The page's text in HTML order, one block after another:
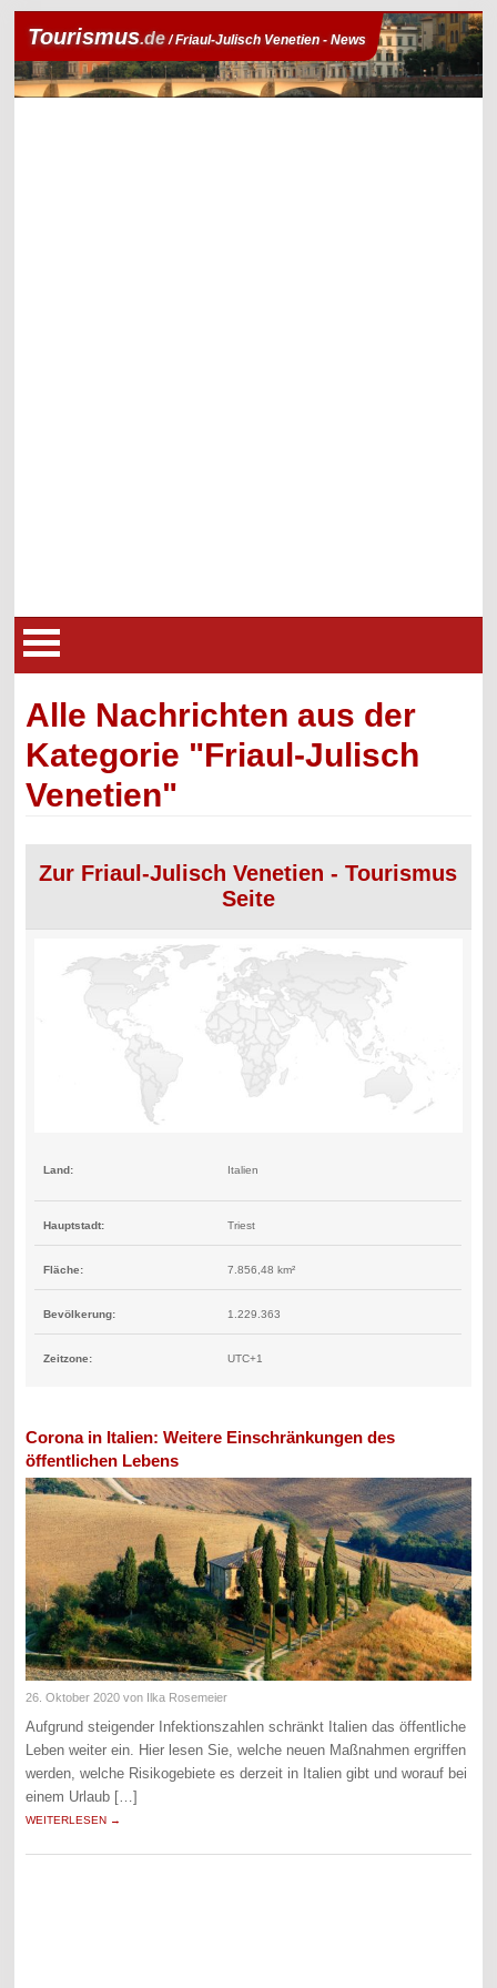
Tourismus.de/ Friaul-Julisch Venetien - News
Alle Nachrichten aus der
Kategorie "Friaul-Julisch
Venetien"
Zur Friaul-Julisch Venetien - Tourismus
Seite
Land: Italien
Hauptstadt: Triest
Fläche: 7.856,48 km²
Bevölkerung: 1.229.363
Zeitzone: UTC+1
Corona in Italien: Weitere Einschränkungen des
öffentlichen Lebens
26. Oktober 2020 von Ilka Rosemeier
Aufgrund steigender Infektionszahlen schränkt Italien das öffentliche
Leben weiter ein. Hier lesen Sie, welche neuen Maßnahmen ergriffen
werden, welche Risikogebiete es derzeit in Italien gibt und worauf bei
einem Urlaub […]
WEITERLESEN →